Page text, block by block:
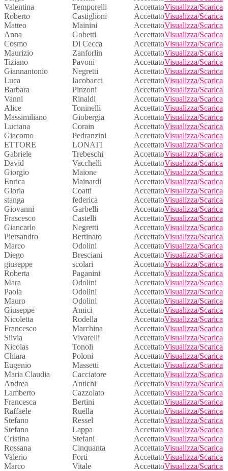
Valentina
Temporelli AccettatoVisualizza/Scarica
Roberto
Castiglioni AccettatoVisualizza/Scarica
Matteo
Mainini AccettatoVisualizza/Scarica
Anna
Gobetti AccettatoVisualizza/Scarica
Cosmo
Di Cecca AccettatoVisualizza/Scarica
Maurizio
Zanforlin AccettatoVisualizza/Scarica
Tiziano
Pavoni AccettatoVisualizza/Scarica
Giannantonio
Negretti AccettatoVisualizza/Scarica
Luca
Iacobacci AccettatoVisualizza/Scarica
Barbara
Pinzoni AccettatoVisualizza/Scarica
Vanni
Rinaldi AccettatoVisualizza/Scarica
Alice
Toninelli AccettatoVisualizza/Scarica
Massimiliano
Giobergia AccettatoVisualizza/Scarica
Luciana
Corain AccettatoVisualizza/Scarica
Giacomo
Pedranzini AccettatoVisualizza/Scarica
ETTORE
LONATI AccettatoVisualizza/Scarica
Gabriele
Trebeschi AccettatoVisualizza/Scarica
David
Vacchelli AccettatoVisualizza/Scarica
Giorgio
Maione AccettatoVisualizza/Scarica
Enrica
Mainardi AccettatoVisualizza/Scarica
Gloria
Coatti AccettatoVisualizza/Scarica
stanga
federica AccettatoVisualizza/Scarica
Giovanni
Garbelli AccettatoVisualizza/Scarica
Frascesco
Castelli AccettatoVisualizza/Scarica
Giancarlo
Negretti AccettatoVisualizza/Scarica
Piersandro
Bertinato AccettatoVisualizza/Scarica
Marco
Odolini AccettatoVisualizza/Scarica
Diego
Bresciani AccettatoVisualizza/Scarica
giuseppe
scolari AccettatoVisualizza/Scarica
Roberta
Paganini AccettatoVisualizza/Scarica
Mara
Odolini AccettatoVisualizza/Scarica
Paola
Odolini AccettatoVisualizza/Scarica
Mauro
Odolini AccettatoVisualizza/Scarica
Giuseppe
Amici AccettatoVisualizza/Scarica
Nicoletta
Rodella AccettatoVisualizza/Scarica
Francesco
Marchina AccettatoVisualizza/Scarica
Silvia
Vivarelli AccettatoVisualizza/Scarica
Nicolas
Tonoli AccettatoVisualizza/Scarica
Chiara
Poloni AccettatoVisualizza/Scarica
Eugenio
Massetti AccettatoVisualizza/Scarica
Maria Claudia
Cacciatore AccettatoVisualizza/Scarica
Andrea
Antichi AccettatoVisualizza/Scarica
Lamberto
Cazzolato AccettatoVisualizza/Scarica
Francesca
Bertini AccettatoVisualizza/Scarica
Raffaele
Ruella AccettatoVisualizza/Scarica
Stefano
Ressel AccettatoVisualizza/Scarica
Stefano
Lappa AccettatoVisualizza/Scarica
Cristina
Stefani AccettatoVisualizza/Scarica
Rossana
Cinquanta AccettatoVisualizza/Scarica
Valerio
Forti AccettatoVisualizza/Scarica
Marco
Vitale AccettatoVisualizza/Scarica